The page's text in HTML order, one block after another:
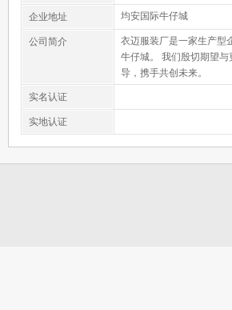
企业地址 均安国际牛仔城
公司简介
衣迈服装厂是一家生产型
牛仔城。 我们殷切期望
导，携手共创未来。
实名认证
实地认证